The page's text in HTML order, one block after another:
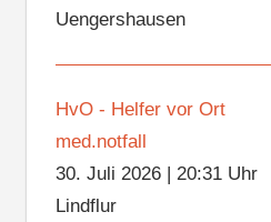
Uengershausen
HvO - Helfer vor Ort
med.notfall
30. Juli 2026| 20:31 Uhr
Lindflur